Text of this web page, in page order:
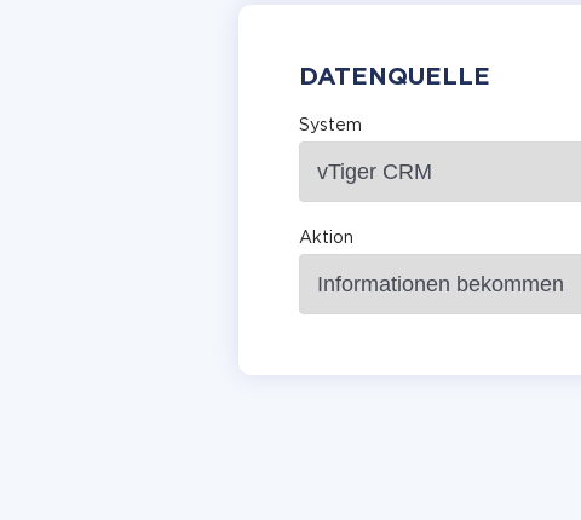
DATENQUELLE
System
Aktion